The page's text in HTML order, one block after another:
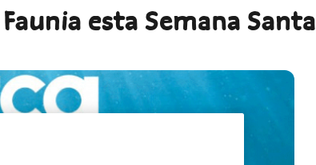
esta Semana Santa